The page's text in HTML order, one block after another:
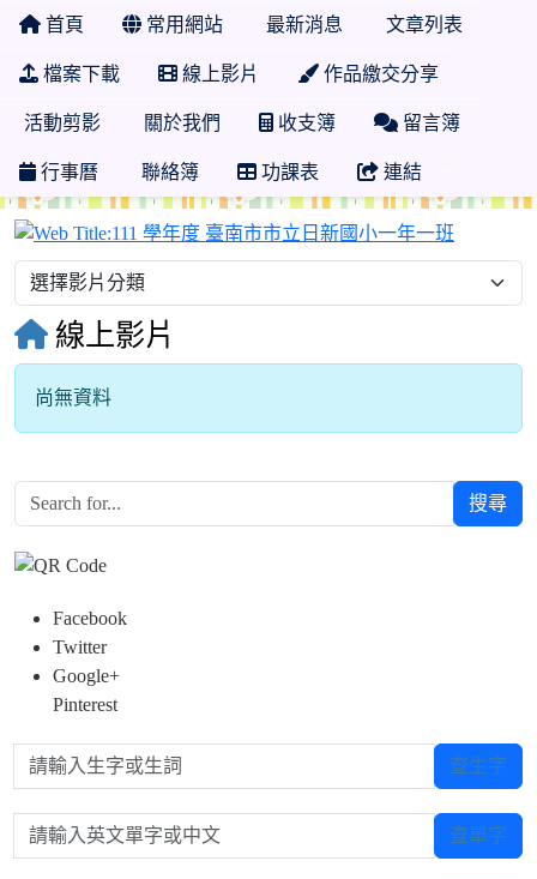
首頁 常用網站 最新消息 文章列表
檔案下載 線上影片 作品繳交分享
活動剪影 關於我們 收支簿 留言簿
行事曆 聯絡簿 功課表 連結
線上影片
尚無資料
搜尋
Facebook
Twitter
Google+
Pinterest
請輸入生字或生詞 查生字
請輸入英文單字或中文 查單字